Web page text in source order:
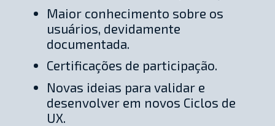
Maior conhecimento sobre os
usuários, devidamente
documentada.
Certificações de participação.
Novas ideias para validar e
desenvolver em novos Ciclos de
UX.